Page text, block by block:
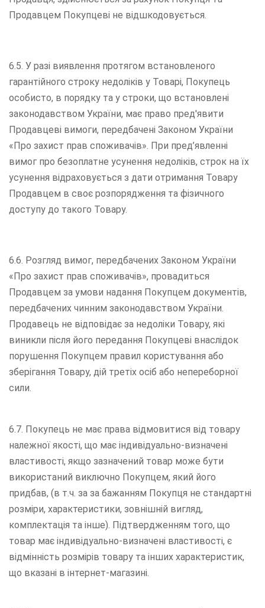
Продавцем Покупцеві не відшкодовується.
6.5. У разі виявлення протягом встановленого
гарантійного строку недоліків у Товарі, Покупець
особисто, в порядку та у строки, що встановлені
законодавством України, має право пред'явити
Продавцеві вимоги, передбачені Законом України
«Про захист прав споживачів». При пред’явленні
вимог про безоплатне усунення недоліків, строк на їх
усунення відраховується з дати отримання Товару
Продавцем в своє розпорядження та фізичного
доступу до такого Товару.
6.6. Розгляд вимог, передбачених Законом України
«Про захист прав споживачів», провадиться
Продавцем за умови надання Покупцем документів,
передбачених чинним законодавством України.
Продавець не відповідає за недоліки Товару, які
виникли після його передання Покупцеві внаслідок
порушення Покупцем правил користування або
зберігання Товару, дій третіх осіб або непереборної
сили.
6.7. Покупець не має права відмовитися від товару
належної якості, що має індивідуально-визначені
властивості, якщо зазначений товар може бути
використаний виключно Покупцем, який його
придбав, (в т.ч. за за бажанням Покупця не стандартні
розміри, характеристики, зовнішній вигляд,
комплектація та інше). Підтвердженням того, що
товар має індивідуально-визначені властивості, є
відмінність розмірів товару та інших характеристик,
що вказані в інтернет-магазині.